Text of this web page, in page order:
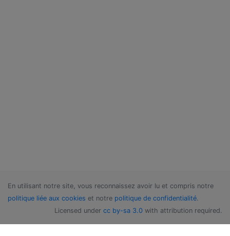
En utilisant notre site, vous reconnaissez avoir lu et compris notre
politique liée aux cookies et notre politique de confidentialité.
Licensed under cc by-sa 3.0 with attribution required.